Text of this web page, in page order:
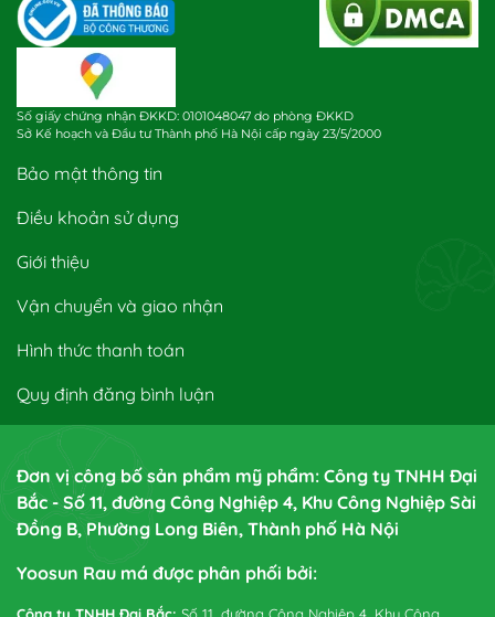
Số giấy chứng nhận ĐKKD: 0101048047 do phòng ĐKKD
Sở Kế hoạch và Đầu tư Thành phố Hà Nội cấp ngày 23/5/2000
Bảo mật thông tin
Điều khoản sử dụng
Giới thiệu
Vận chuyển và giao nhận
Hình thức thanh toán
Quy định đăng bình luận
Đơn vị công bố sản phẩm mỹ phẩm: Công ty TNHH Đại
Bắc - Số 11, đường Công Nghiệp 4, Khu Công Nghiệp Sài
Đồng B, Phường Long Biên, Thành phố Hà Nội
Yoosun Rau má được phân phối bởi: